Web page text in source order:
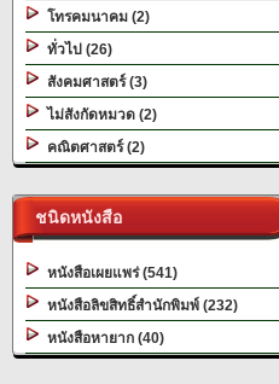
โทรคมนาคม (2)
ทั่วไป (26)
สังคมศาสตร์ (3)
ไม่สังกัดหมวด (2)
คณิตศาสตร์ (2)
ชนิดหนังสือ
หนังสือเผยแพร่ (541)
หนังสือลิขสิทธิ์สำนักพิมพ์ (232)
หนังสือหายาก (40)